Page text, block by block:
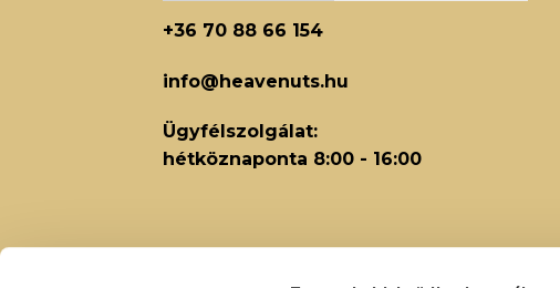
+36 70 88 66 154
info@heavenuts.hu
Ügyfélszolgálat:
hétköznaponta 8:00 - 16:00